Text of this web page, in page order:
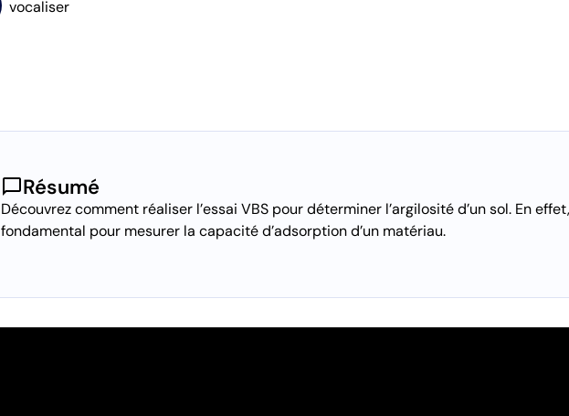
chat_bubbleRésumé
Découvrez comment réaliser l’essai VBS pour déterminer l’argilosité d’un sol. En
fondamental pour mesurer la capacité d’adsorption d’un matériau.